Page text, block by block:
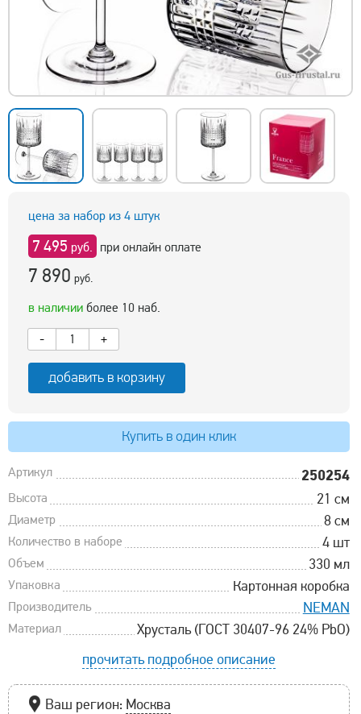
цена за набор из 4 штук
7 495 руб. при онлайн оплате
7 890 руб.
в наличии более 10 наб.
-
+
добавить в корзину
Купить в один клик
Артикул 250254
Высота 21 см
Диаметр 8 см
Количество в наборе 4 шт
Объем 330 мл
Упаковка Картонная коробка
Производитель NEMAN
Материал
Хрусталь (ГОСТ 30407-96 24% PbO)
прочитать подробное описание
Ваш регион: Москва